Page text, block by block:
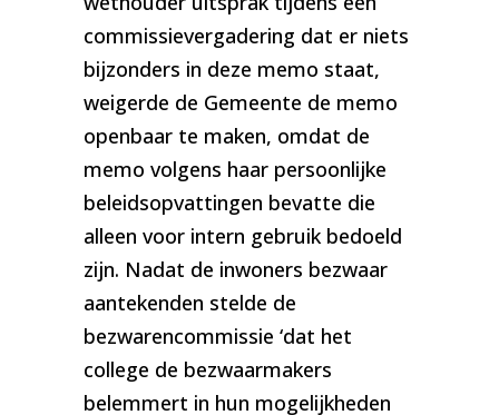
commissievergadering dat er niets
bijzonders in deze memo staat,
weigerde de Gemeente de memo
openbaar te maken, omdat de
memo volgens haar persoonlijke
beleidsopvattingen bevatte die
alleen voor intern gebruik bedoeld
zijn. Nadat de inwoners bezwaar
aantekenden stelde de
bezwarencommissie ‘dat het
college de bezwaarmakers
belemmert in hun mogelijkheden